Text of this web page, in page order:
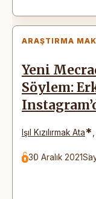
ARAŞTIRMA
Yeni
Söylem:
Işıl Kızılırmak Ata*
30 Aralık 2021